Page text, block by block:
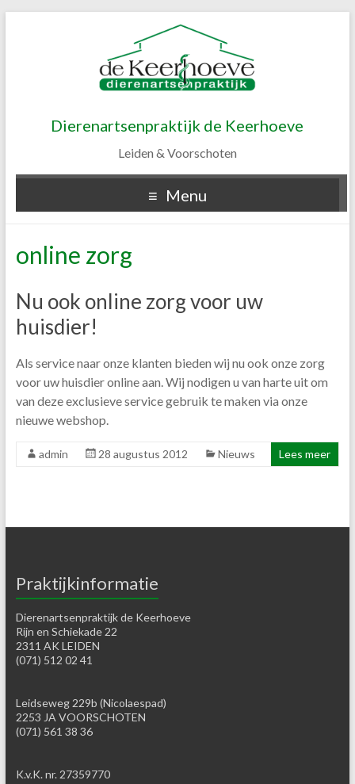
Dierenartsenpraktijk de Keerhoeve
Leiden & Voorschoten
Menu
online zorg
Nu ook online zorg voor uw
huisdier!
Als service naar onze klanten bieden wij nu ook onze zorg
voor uw huisdier online aan. Wij nodigen u van harte uit om
van deze exclusieve service gebruik te maken via onze
nieuwe webshop.
admin 28 augustus 2012 Nieuws Lees meer
Praktijkinformatie
Dierenartsenpraktijk de Keerhoeve
Rijn en Schiekade 22
2311 AK LEIDEN
(071) 512 02 41
Leidseweg 229b (Nicolaespad)
2253 JA VOORSCHOTEN
(071) 561 38 36
K.v.K. nr. 27359770